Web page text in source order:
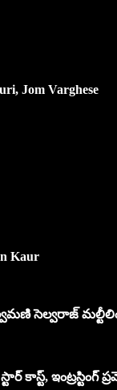
Jom Varghese
Kaur
సెల్వరాజ్
కాస్ట్, ఇంట్రస్టింగ్